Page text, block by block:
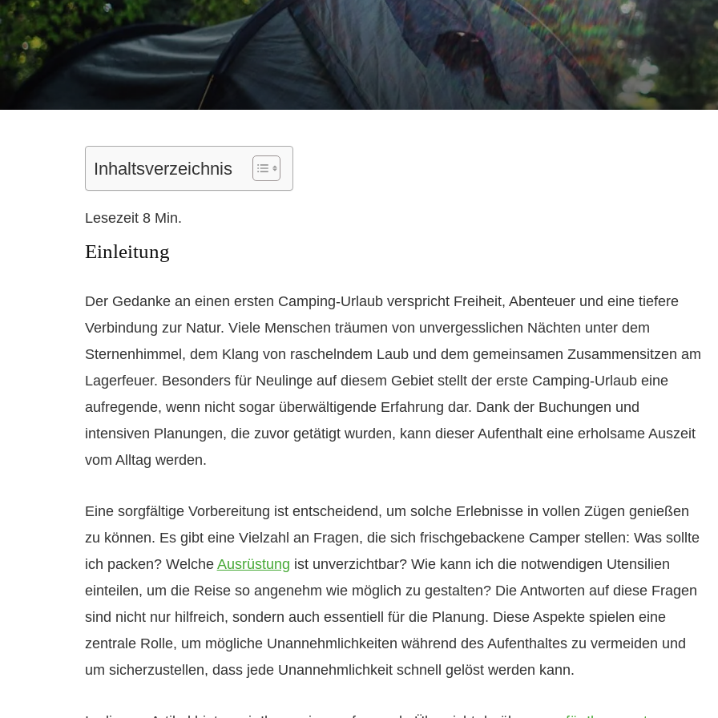
Inhaltsverzeichnis
Einleitung
Der Gedanke an einen ersten Camping-Urlaub verspricht Freiheit, Abenteuer und eine tiefere
Verbindung zur Natur. Viele Menschen träumen von unvergesslichen Nächten unter dem
Sternenhimmel, dem Klang von raschelndem Laub und dem gemeinsamen Zusammensitzen am
Lagerfeuer. Besonders für Neulinge auf diesem Gebiet stellt der erste Camping-Urlaub eine
aufregende, wenn nicht sogar überwältigende Erfahrung dar. Dank der Buchungen und
intensiven Planungen, die zuvor getätigt wurden, kann dieser Aufenthalt eine erholsame Auszeit
vom Alltag werden.
Eine sorgfältige Vorbereitung ist entscheidend, um solche Erlebnisse in vollen Zügen genießen
zu können. Es gibt eine Vielzahl an Fragen, die sich frischgebackene Camper stellen: Was sollte
ich packen? Welche Ausrüstung ist unverzichtbar? Wie kann ich die notwendigen Utensilien
einteilen, um die Reise so angenehm wie möglich zu gestalten? Die Antworten auf diese Fragen
sind nicht nur hilfreich, sondern auch essentiell für die Planung. Diese Aspekte spielen eine
zentrale Rolle, um mögliche Unannehmlichkeiten während des Aufenthaltes zu vermeiden und
um sicherzustellen, dass jede Unannehmlichkeit schnell gelöst werden kann.